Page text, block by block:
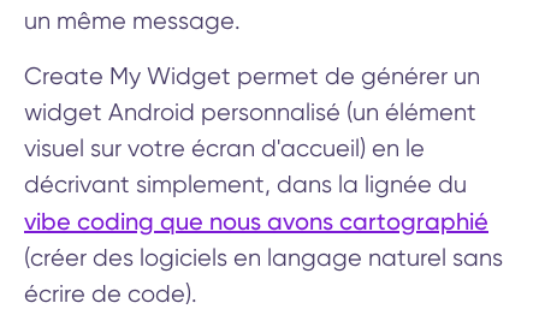
un même message.
Create My Widget permet de générer un
widget Android personnalisé (un élément
visuel sur votre écran d'accueil) en le
décrivant simplement, dans la lignée du
vibe coding que nous avons cartographié
(créer des logiciels en langage naturel sans
écrire de code).